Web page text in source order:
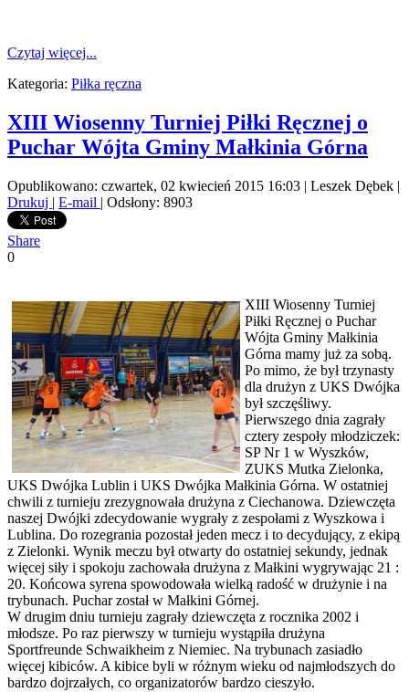
Czytaj więcej...
Kategoria: Piłka ręczna
XIII Wiosenny Turniej Piłki Ręcznej o
Puchar Wójta Gminy Małkinia Górna
Opublikowano: czwartek, 02 kwiecień 2015 16:03 | Leszek Dębek |
Drukuj | E-mail | Odsłony: 8903
Share
0
XIII Wiosenny Turniej
Piłki Ręcznej o Puchar
Wójta Gminy Małkinia
Górna mamy już za sobą.
Po mimo, że był trzynasty
dla drużyn z UKS Dwójka
był szczęśliwy.
Pierwszego dnia zagrały
cztery zespoły młodziczek:
SP Nr 1 w Wyszków,
ZUKS Mutka Zielonka,
UKS Dwójka Lublin i UKS Dwójka Małkinia Górna. W ostatniej
chwili z turnieju zrezygnowała drużyna z Ciechanowa. Dziewczęta
naszej Dwójki zdecydowanie wygrały z zespołami z Wyszkowa i
Lublina. Do rozegrania pozostał jeden mecz i to decydujący, z ekipą
z Zielonki. Wynik meczu był otwarty do ostatniej sekundy, jednak
więcej siły i spokoju zachowała drużyna z Małkini wygrywając 21 :
20. Końcowa syrena spowodowała wielką radość w drużynie i na
trybunach. Puchar został w Małkini Górnej.
W drugim dniu turnieju zagrały dziewczęta z rocznika 2002 i
młodsze. Po raz pierwszy w turnieju wystąpiła drużyna
Sportfreunde Schwaikheim z Niemiec. Na trybunach zasiadło
więcej kibiców. A kibice byli w różnym wieku od najmłodszych do
bardzo dojrzałych, co organizatorów bardzo cieszyło.